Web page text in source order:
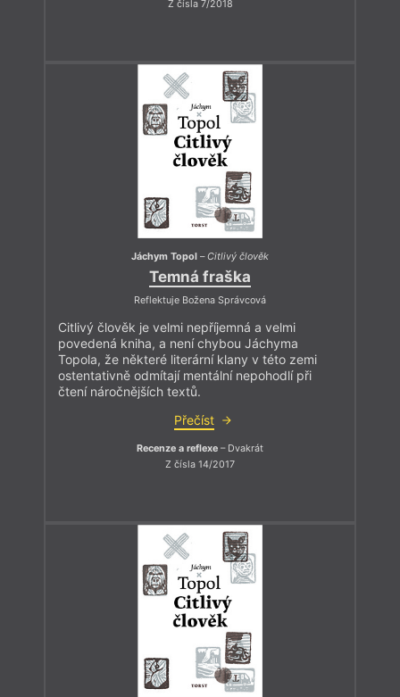
Z čísla 7/2018
Jáchym Topol –Citlivý člověk
Temná fraška
Reflektuje Božena Správcová
Citlivý člověk je velmi nepříjemná a velmi
povedená kniha, a není chybou Jáchyma
Topola, že některé literární klany v této zemi
ostentativně odmítají mentální nepohodlí při
čtení náročnějších textů.
Přečíst
Recenze a reflexe – Dvakrát
Z čísla 14/2017